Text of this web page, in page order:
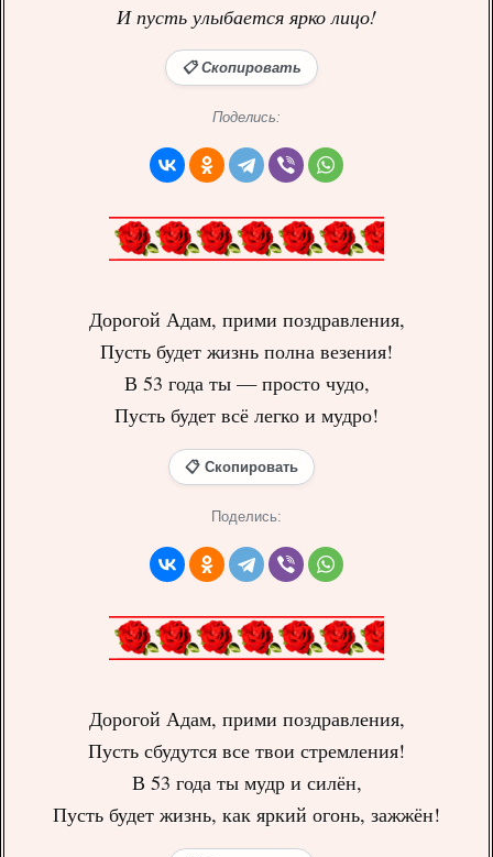
И пусть улыбается ярко лицо!
📋 Скопировать
Поделись:
Дорогой Адам, прими поздравления,
Пусть будет жизнь полна везения!
В 53 года ты — просто чудо,
Пусть будет всё легко и мудро!
📋 Скопировать
Поделись:
Дорогой Адам, прими поздравления,
Пусть сбудутся все твои стремления!
В 53 года ты мудр и силён,
Пусть будет жизнь, как яркий огонь, зажжён!